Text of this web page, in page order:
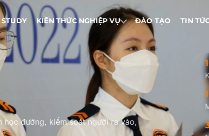
KIẾN THỨC NGHIỆP VỤ ĐÀO TẠO TIN
học đường, kiểm soát người ra vào,